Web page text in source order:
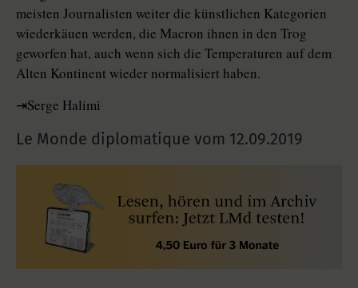
meisten Journalisten weiter die künstlichen Kategorien
wiederkäuen werden, die Macron ihnen in den Trog
geworfen hat, auch wenn sich die Temperaturen auf dem
Alten Kontinent wieder normalisiert haben.
⇥Serge Halimi
Le Monde diplomatique vom 12.09.2019